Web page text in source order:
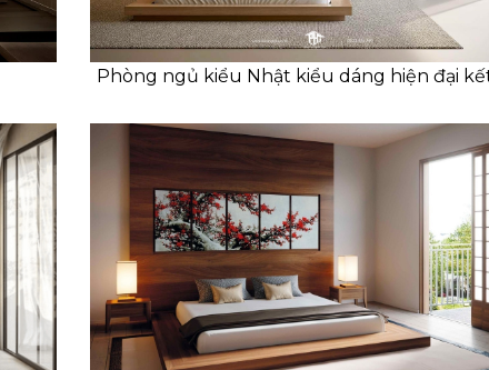
Phòng ngủ kiểu Nhật kiểu dáng hiện đại